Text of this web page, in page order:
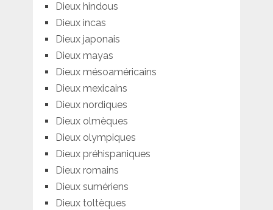
Dieux hindous
Dieux incas
Dieux japonais
Dieux mayas
Dieux mésoaméricains
Dieux mexicains
Dieux nordiques
Dieux olmèques
Dieux olympiques
Dieux préhispaniques
Dieux romains
Dieux sumériens
Dieux toltèques